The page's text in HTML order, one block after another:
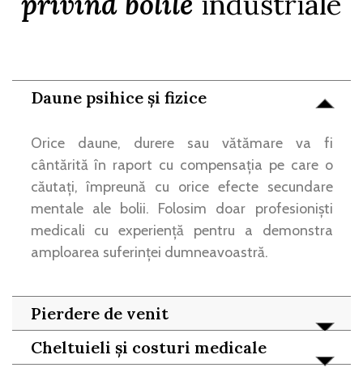
Daune psihice și fizice
Orice daune, durere sau vătămare va fi
cântărită în raport cu compensația pe care o
căutați, împreună cu orice efecte secundare
mentale ale bolii. Folosim doar profesioniști
medicali cu experiență pentru a demonstra
amploarea suferinței dumneavoastră.
Pierdere de venit
Cheltuieli și costuri medicale